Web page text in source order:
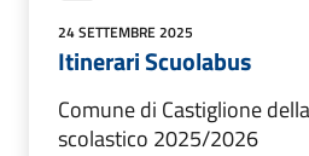
24 SETTEMBRE 2025
Itinerari Scuolabus
Comune di Castiglione
scolastico 2025/2026